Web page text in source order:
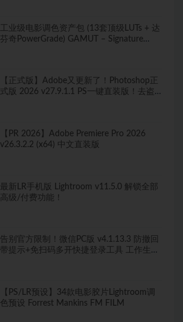
工业级电影调色资产包 (13套顶级LUTs + 达
芬奇PowerGrade) GAMUT – Signature
【正式版】Adobe又更新了！Photoshop正
式版 2026 v27.9.1.1 PS一键直装版！去盗
【PR 2026】Adobe Premiere Pro 2026
v26.3.2.2 (x64) 中文直装版
最新LR手机版 Lightroom v11.5.0 解锁全部
高级/付费功能！
告别官方限制！微信PC版 v4.1.13.3 防撤回
带提示+免扫码多开快捷登录工具 工作生活
【PS/LR预设】34款电影胶片Lightroom调
色预设 Forrest Mankins FM FILM